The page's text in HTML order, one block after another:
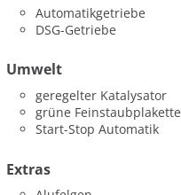
Automatikgetriebe
DSG-Getriebe
Umwelt
geregelter Katalysator
grüne Feinstaubplakette
Start-Stop Automatik
Extras